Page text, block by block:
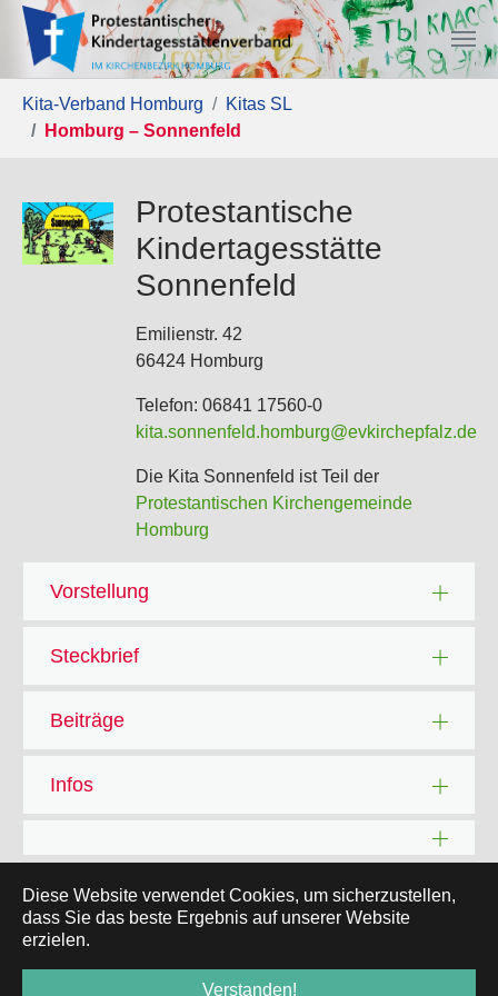
Diese Website verwendet Cookies, um sicherzustellen,
dass Sie das beste Ergebnis auf unserer Website
erzielen.
Verstanden!
Zum Hauptinhalt springen
Kita-Verband Homburg
Kitas SL
Homburg – Sonnenfeld
Protestantische
Kindertagesstätte
Sonnenfeld
Emilienstr. 42
66424 Homburg
Telefon: 06841 17560-0
kita.sonnenfeld.homburg@evkirchepfalz.de
Die Kita Sonnenfeld ist Teil der
Protestantischen Kirchengemeinde
Homburg
Vorstellung
Steckbrief
Beiträge
Infos
Kontakt